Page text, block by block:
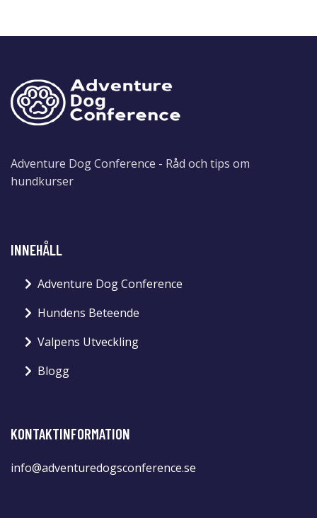
Adventure Dog Conference - Råd och tips om
hundkurser
INNEHÅLL
Adventure Dog Conference
Hundens Beteende
Valpens Utveckling
Blogg
KONTAKTINFORMATION
info@adventuredogsconference.se